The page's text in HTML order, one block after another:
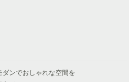
ンでおしゃれな空間を